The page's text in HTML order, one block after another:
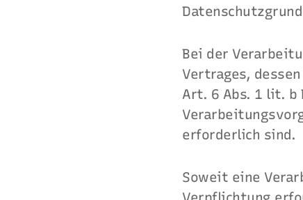
Bei der
Vertrages,
Art. 6 Abs. 1 lit. b
erforderlich sind.
Soweit eine